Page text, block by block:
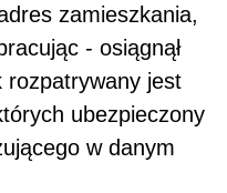
zamieszkania,
- osiągnął
rozpatrywany jest
ubezpieczony
w danym